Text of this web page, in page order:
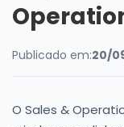
Publicado em:20/
O Sales &